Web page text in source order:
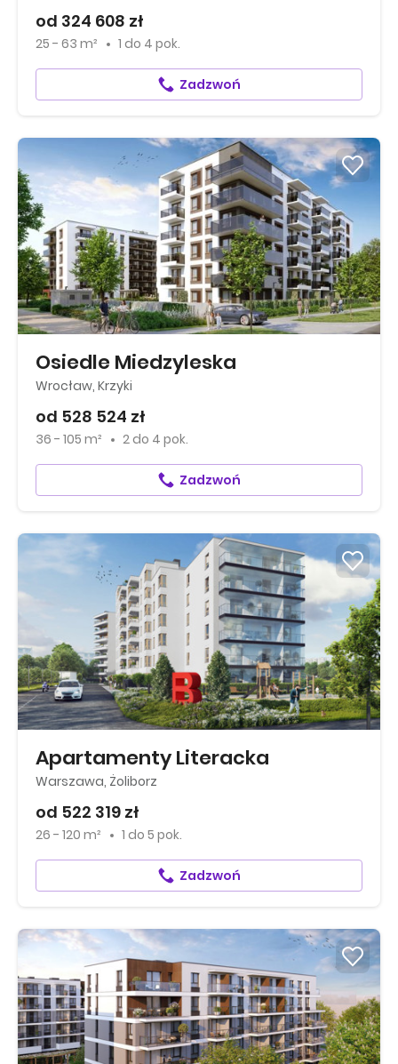
od 324 608 zł
25 - 63 m² 1 do 4 pok.
Zadzwoń
Osiedle Miedzyleska
Wrocław, Krzyki
od 528 524 zł
36 - 105 m² 2 do 4 pok.
Zadzwoń
Apartamenty Literacka
Warszawa, Żoliborz
od 522 319 zł
26 - 120 m² 1 do 5 pok.
Zadzwoń